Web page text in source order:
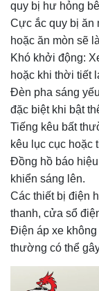
quy bị hư hỏng
Cực ắc quy bị ăn
hoặc ăn mòn sẽ
Khó khởi động:
hoặc khi thời tiết
Đèn pha sáng
đặc biệt khi bật
Tiếng kêu bất
kêu lục cục hoặc
Đồng hồ báo
khiển sáng lên.
Các thiết bị điện
thanh, cửa sổ
Điện áp xe
thường có thể